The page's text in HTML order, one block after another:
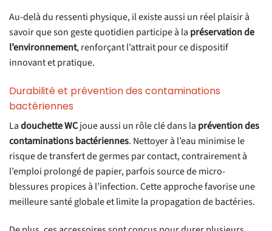
Au-delà du ressenti physique, il existe aussi un réel plaisir à
savoir que son geste quotidien participe à la préservation de
l’environnement, renforçant l’attrait pour ce dispositif
innovant et pratique.
Durabilité et prévention des contaminations
bactériennes
Ladouchette WCjoue aussi un rôle clé dans la prévention des
contaminations bactériennes. Nettoyer à l’eau minimise le
risque de transfert de germes par contact, contrairement à
l’emploi prolongé de papier, parfois source de micro-
blessures propices à l’infection. Cette approche favorise une
meilleure santé globale et limite la propagation de bactéries.